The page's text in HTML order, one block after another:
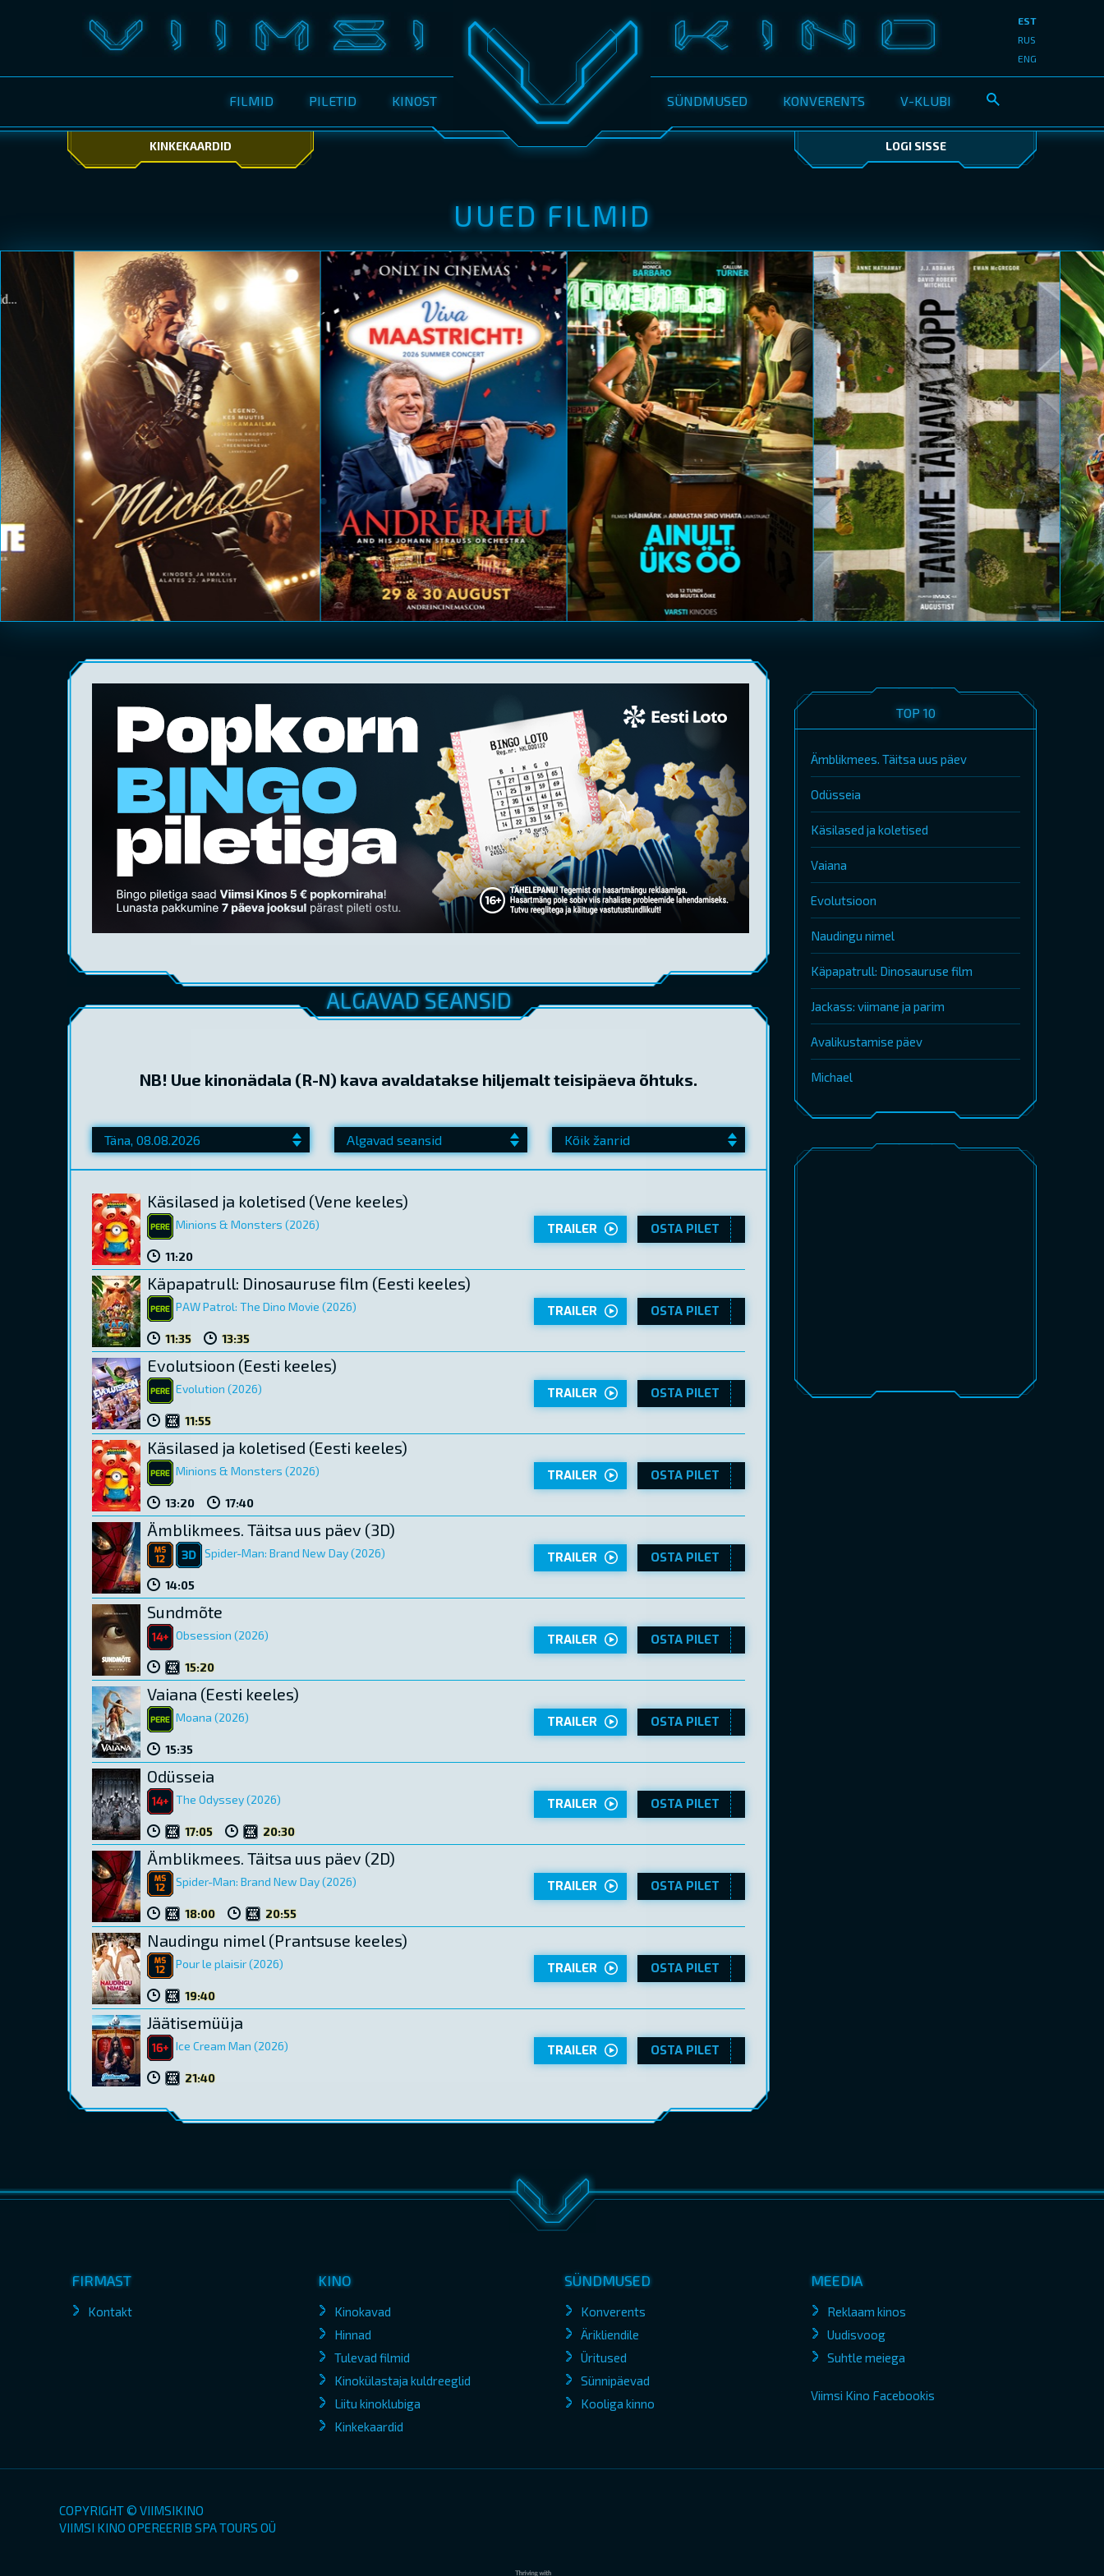
FILMID PILETID KINOST SÜNDMUSED KONVERENTS V-KLUBI
EST
RUS
ENG
KINKEKAARDID LOGI SISSE
UUED FILMID
ALGAVAD SEANSID
NB! Uue kinonädala (R-N) kava avaldatakse hiljemalt teisipäeva õhtuks.
Käsilased ja koletised (Vene keeles)
Minions & Monsters (2026)
11:20
TRAILER OSTA PILET
Käpapatrull: Dinosauruse film (Eesti keeles)
PAW Patrol: The Dino Movie (2026)
11:35 13:35
TRAILER OSTA PILET
Evolutsioon (Eesti keeles)
Evolution (2026)
11:55
TRAILER OSTA PILET
Käsilased ja koletised (Eesti keeles)
Minions & Monsters (2026)
13:20 17:40
TRAILER OSTA PILET
Ämblikmees. Täitsa uus päev (3D)
Spider-Man: Brand New Day (2026)
14:05
TRAILER OSTA PILET
Sundmõte
Obsession (2026)
15:20
TRAILER OSTA PILET
Vaiana (Eesti keeles)
Moana (2026)
15:35
TRAILER OSTA PILET
Odüsseia
The Odyssey (2026)
17:05 20:30
TRAILER OSTA PILET
Ämblikmees. Täitsa uus päev (2D)
Spider-Man: Brand New Day (2026)
18:00 20:55
TRAILER OSTA PILET
Naudingu nimel (Prantsuse keeles)
Pour le plaisir (2026)
19:40
TRAILER OSTA PILET
Jäätisemüüja
Ice Cream Man (2026)
21:40
TRAILER OSTA PILET
TOP 10
Ämblikmees. Täitsa uus päev
Odüsseia
Käsilased ja koletised
Vaiana
Evolutsioon
Naudingu nimel
Käpapatrull: Dinosauruse film
Jackass: viimane ja parim
Avalikustamise päev
Michael
FIRMAST
Kontakt
KINO
Kinokavad
Hinnad
Tulevad filmid
Kinokülastaja kuldreeglid
Liitu kinoklubiga
Kinkekaardid
SÜNDMUSED
Konverents
Ärikliendile
Üritused
Sünnipäevad
Kooliga kinno
MEEDIA
Reklaam kinos
Uudisvoog
Suhtle meiega
Viimsi Kino Facebookis
COPYRIGHT © VIIMSIKINO
VIIMSI KINO OPEREERIB SPA TOURS OÜ